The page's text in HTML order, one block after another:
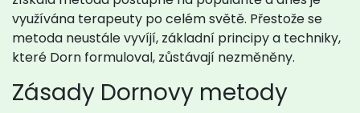
využívána terapeuty po celém světě. Přestože se
metoda neustále vyvíjí, základní principy a techniky,
které Dorn formuloval, zůstávají nezměněny.
Zásady Dornovy metody